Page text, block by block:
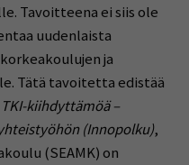
Tavoitteena ei siis ole
uudenlaista
ja
Tätä tavoitetta edistää
kiihdyttämöä –
(Innopolku),
(SEAMK) on